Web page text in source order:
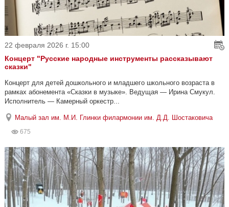
22 февраля 2026 г. 15:00
Концерт "Русские народные инструменты рассказывают
сказки"
Концерт для детей дошкольного и младшего школьного возраста в
рамках абонемента «Сказки в музыке». Ведущая — Ирина Смукул.
Исполнитель — Камерный оркестр...
Малый зал им. М.И. Глинки филармонии им. Д.Д. Шостаковича
675